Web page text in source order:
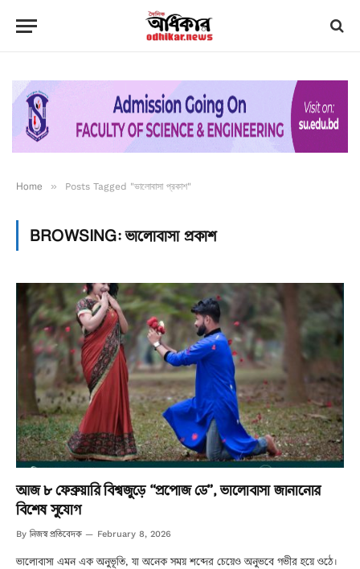
Home » Posts Tagged "ভালোবাসা প্রকাশ"
BROWSING:ভালোবাসা প্রকাশ
আজ ৮ ফেব্রুয়ারি বিশ্বজুড়ে “প্রপোজ ডে”, ভালোবাসা জানানোর
বিশেষ সুযোগ
By নিজস্ব প্রতিবেদক February 8, 2026
ভালোবাসা এমন এক অনুভূতি, যা অনেক সময় শব্দের চেয়েও অনুভবে গভীর হয়ে ওঠে।